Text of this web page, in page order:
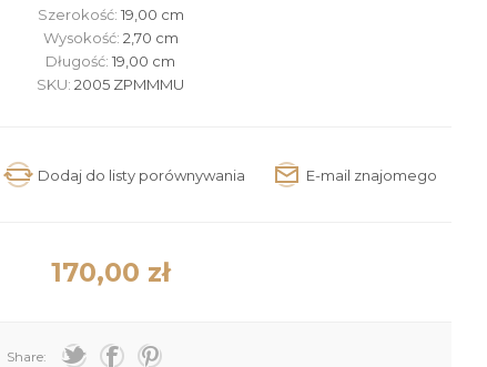
Szerokość: 19,00 cm
Wysokość: 2,70 cm
Długość:19,00 cm
SKU: 2005 ZPMMMU
170,00 zł
Share: